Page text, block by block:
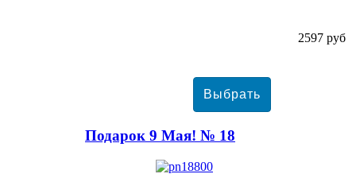
2597 руб
Подарок 9 Мая! № 18